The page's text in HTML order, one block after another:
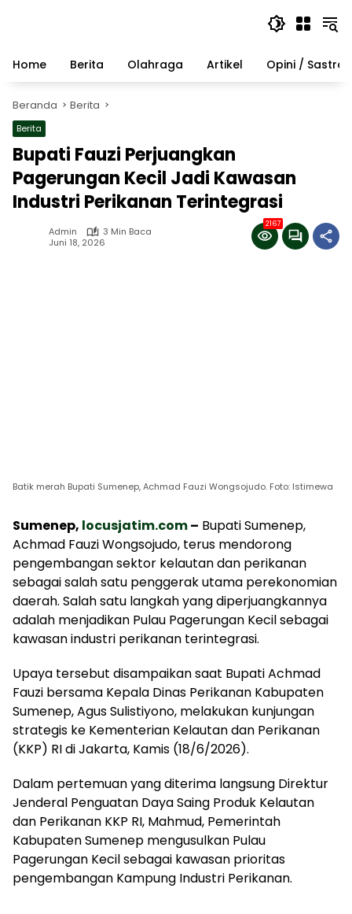
Home
Berita Olahraga Artikel Opini / Sastra
Beranda Berita
Berita
Bupati Fauzi Perjuangkan
Pagerungan Kecil Jadi Kawasan
Industri Perikanan Terintegrasi
Admin
3 Min Baca
Juni 18, 2026
2167
Batik merah Bupati Sumenep, Achmad Fauzi Wongsojudo. Foto: Istimewa
Sumenep, locusjatim.com– Bupati Sumenep,
Achmad Fauzi Wongsojudo, terus mendorong
pengembangan sektor kelautan dan perikanan
sebagai salah satu penggerak utama perekonomian
daerah. Salah satu langkah yang diperjuangkannya
adalah menjadikan Pulau Pagerungan Kecil sebagai
kawasan industri perikanan terintegrasi.
Upaya tersebut disampaikan saat Bupati Achmad
Fauzi bersama Kepala Dinas Perikanan Kabupaten
Sumenep, Agus Sulistiyono, melakukan kunjungan
strategis ke Kementerian Kelautan dan Perikanan
(KKP) RI di Jakarta, Kamis (18/6/2026).
Dalam pertemuan yang diterima langsung Direktur
Jenderal Penguatan Daya Saing Produk Kelautan
dan Perikanan KKP RI, Mahmud, Pemerintah
Kabupaten Sumenep mengusulkan Pulau
Pagerungan Kecil sebagai kawasan prioritas
pengembangan Kampung Industri Perikanan.